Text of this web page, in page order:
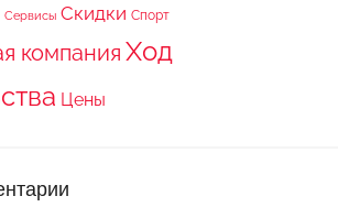
Сервисы Скидки Спорт
компания Ход
Цены